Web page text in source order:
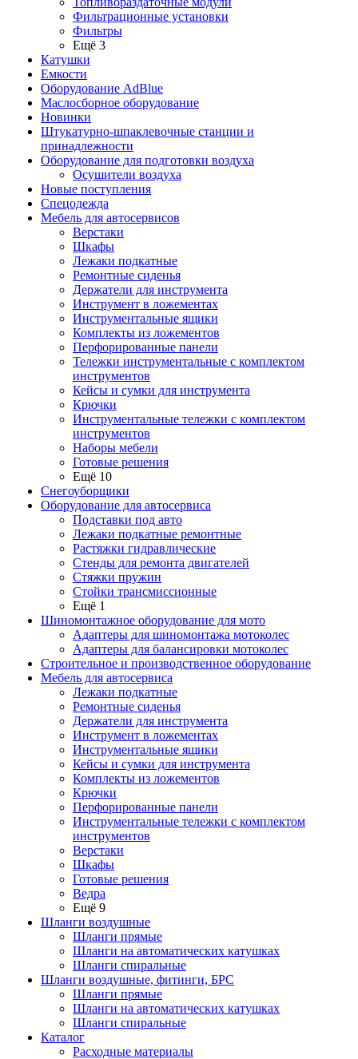
Фильтрационные установки
Фильтры
Ещё 3
Катушки
Емкости
Оборудование AdBlue
Маслосборное оборудование
Новинки
Штукатурно-шпаклевочные станции и
принадлежности
Оборудование для подготовки воздуха
Осушители воздуха
Новые поступления
Спецодежда
Мебель для автосервисов
Верстаки
Шкафы
Лежаки подкатные
Ремонтные сиденья
Держатели для инструмента
Инструмент в ложементах
Инструментальные ящики
Комплекты из ложементов
Перфорированные панели
Тележки инструментальные с комплектом
инструментов
Кейсы и сумки для инструмента
Крючки
Инструментальные тележки с комплектом
инструментов
Наборы мебели
Готовые решения
Ещё 10
Снегоуборщики
Оборудование для автосервиса
Подставки под авто
Лежаки подкатные ремонтные
Растяжки гидравлические
Стенды для ремонта двигателей
Стяжки пружин
Стойки трансмиссионные
Ещё 1
Шиномонтажное оборудование для мото
Адаптеры для шиномонтажа мотоколес
Адаптеры для балансировки мотоколес
Строительное и производственное оборудование
Мебель для автосервиса
Лежаки подкатные
Ремонтные сиденья
Держатели для инструмента
Инструмент в ложементах
Инструментальные ящики
Кейсы и сумки для инструмента
Комплекты из ложементов
Крючки
Перфорированные панели
Инструментальные тележки с комплектом
инструментов
Верстаки
Шкафы
Готовые решения
Ведра
Ещё 9
Шланги воздушные
Шланги прямые
Шланги на автоматических катушках
Шланги спиральные
Шланги воздушные, фитинги, БРС
Шланги прямые
Шланги на автоматических катушках
Шланги спиральные
Каталог
Расходные материалы